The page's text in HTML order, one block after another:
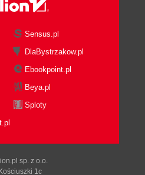
Sensus.pl
DlaBystrzakow.pl
Ebookpoint.pl
Beya.pl
Sploty
sp. z o.o.
1c